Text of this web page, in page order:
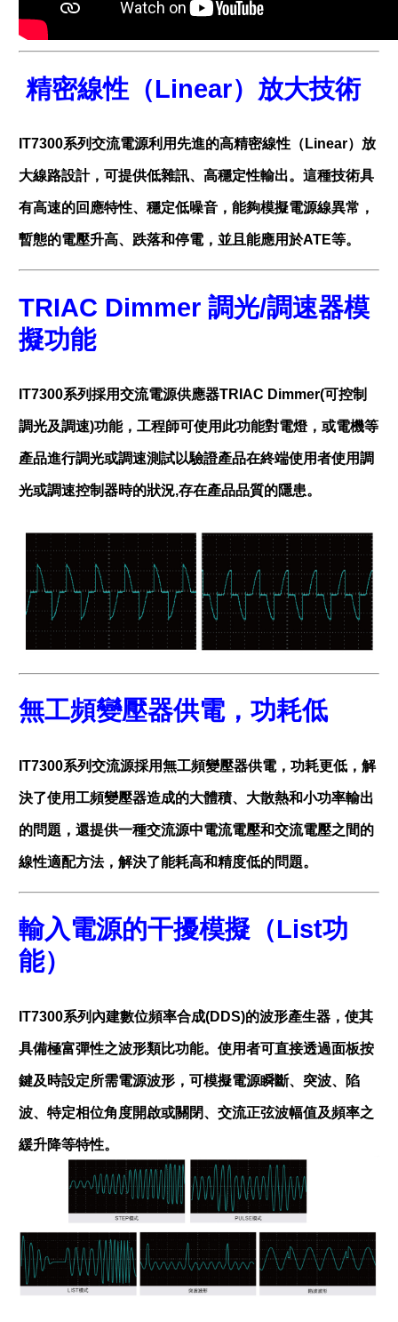
精密線性（Linear）放大技術
IT7300系列交流電源利用先進的高精密線性（Linear）放
大線路設計，可提供低雜訊、高穩定性輸出。這種技術具
有高速的回應特性、穩定低噪音，能夠模擬電源線異常，
暫態的電壓升高、跌落和停電，並且能應用於ATE等。
TRIAC Dimmer調光/調速器模
擬功能
IT7300系列採用交流電源供應器TRIAC Dimmer(可控制
調光及調速)功能，工程師可使用此功能對電燈，或電機等
產品進行調光或調速測試以驗證產品在終端使用者使用調
光或調速控制器時的狀況,存在產品品質的隱患。
無工頻變壓器供電，功耗低
IT7300系列交流源採用無工頻變壓器供電，功耗更低，解
決了使用工頻變壓器造成的大體積、大散熱和小功率輸出
的問題，還提供一種交流源中電流電壓和交流電壓之間的
線性適配方法，解決了能耗高和精度低的問題。
輸入電源的干擾模擬（List功
能）
IT7300系列內建數位頻率合成(DDS)的波形產生器，使其
具備極富彈性之波形類比功能。使用者可直接透過面板按
鍵及時設定所需電源波形，可模擬電源瞬斷、突波、陷
波、特定相位角度開啟或關閉、交流正弦波幅值及頻率之
緩升降等特性。